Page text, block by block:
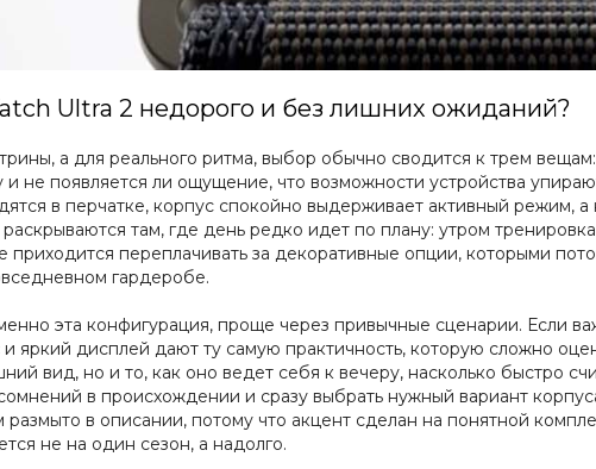
Ultra 2 недорого и без лишних ожиданий?
а для реального ритма, выбор обычно сводится к трем
не появляется ли ощущение, что возможности устройства
в перчатке, корпус спокойно выдерживает активный
там, где день редко идет по плану: утром
приходится переплачивать за декоративные опции, которыми
гардеробе.
эта конфигурация, проще через привычные сценарии. Если
яркий дисплей дают ту самую практичность, которую сложно
вид, но и то, как оно ведет себя к вечеру, насколько быстро
в происхождении и сразу выбрать нужный вариант
в описании, потому что акцент сделан на понятной
не на один сезон, а надолго.